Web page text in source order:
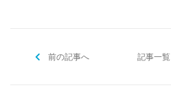
前の記事へ 記事一覧